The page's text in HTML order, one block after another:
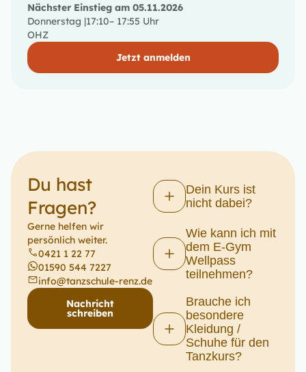
Nächster Einstieg am 05.11.2026
Donnerstag |17:10– 17:55 Uhr
OHZ
Jetzt anmelden
Du hast
Fragen?​
Gerne helfen wir
persönlich weiter.
0421 1 22 77
01590 544 7227
info@tanzschule-renz.de
Nachricht
schreiben
Dein Kurs ist
nicht dabei?
Wie kann ich mit
dem E-Gym
Wellpass
teilnehmen?
Brauche ich
besondere
Kleidung /
Schuhe für den
Tanzkurs?